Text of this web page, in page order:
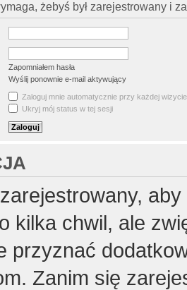
żebyś był zarejestrowany i
Zapomniałem hasła
Wyślij ponownie e-mail aktywujący
Zaloguj mnie automatycznie przy każdej wizycie
Ukryj mój status w tej sesji
kilka chwil, ale
przyznać
Zanim się